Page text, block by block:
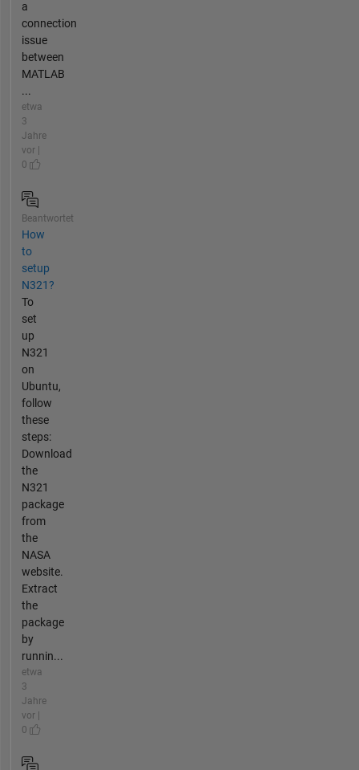
a
connection
issue
between
MATLAB
...
etwa
3
Jahre
vor |
0
Beantwortet
How
to
setup
N321?
To
set
up
N321
on
Ubuntu,
follow
these
steps:
Download
the
N321
package
from
the
NASA
website.
Extract
the
package
by
runnin...
etwa
3
Jahre
vor |
0